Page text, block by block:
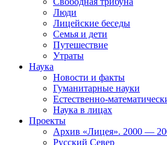
Люди
Лицейские беседы
Семья и дети
Путешествие
Утраты
Наука
Новости и факты
Гуманитарные науки
Естественно-
Наука в лицах
Проекты
Архив «Лицея». 2000 —
Русский Север